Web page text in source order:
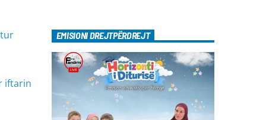
iftarin
EMISIONI DREJTPËRDREJT